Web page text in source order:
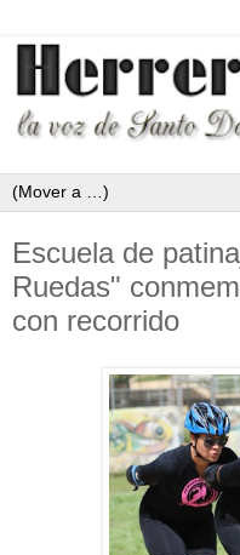
Escuela de
Ruedas"
con recorrido